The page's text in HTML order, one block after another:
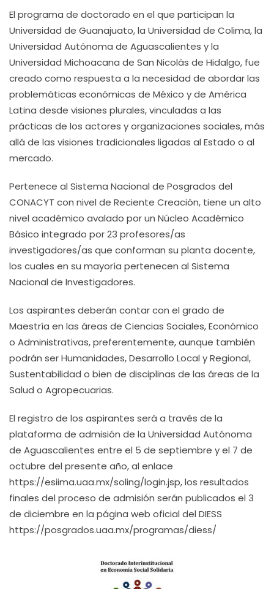
El programa de doctorado en el que participan la
Universidad de Guanajuato, la Universidad de Colima, la
Universidad Autónoma de Aguascalientes y la
Universidad Michoacana de San Nicolás de Hidalgo, fue
creado como respuesta a la necesidad de abordar las
problemáticas económicas de México y de América
Latina desde visiones plurales, vinculadas a las
prácticas de los actores y organizaciones sociales, más
allá de las visiones tradicionales ligadas al Estado o al
mercado.
Pertenece al Sistema Nacional de Posgrados del
CONACYT con nivel de Reciente Creación, tiene un alto
nivel académico avalado por un Núcleo Académico
Básico integrado por 23 profesores/as
investigadores/as que conforman su planta docente,
los cuales en su mayoría pertenecen al Sistema
Nacional de Investigadores.
Los aspirantes deberán contar con el grado de
Maestría en las áreas de Ciencias Sociales, Económico
o Administrativas, preferentemente, aunque también
podrán ser Humanidades, Desarrollo Local y Regional,
Sustentabilidad o bien de disciplinas de las áreas de la
Salud o Agropecuarias.
El registro de los aspirantes será a través de la
plataforma de admisión de la Universidad Autónoma
de Aguascalientes entre el 5 de septiembre y el 7 de
octubre del presente año, al enlace
https://esiima.uaa.mx/soling/login.jsp, los resultados
finales del proceso de admisión serán publicados el 3
de diciembre en la página web oficial del DIESS
https://posgrados.uaa.mx/programas/diess/